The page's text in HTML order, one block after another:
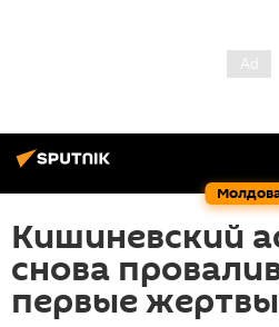
Кишиневский
снова
первые жертвы